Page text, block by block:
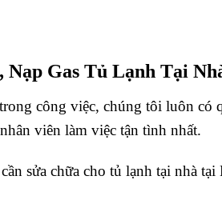
Nạp Gas Tủ Lạnh Tại
công việc, chúng tôi luôn có
viên làm việc tận tình nhất.
sửa chữa cho tủ lạnh tại nhà